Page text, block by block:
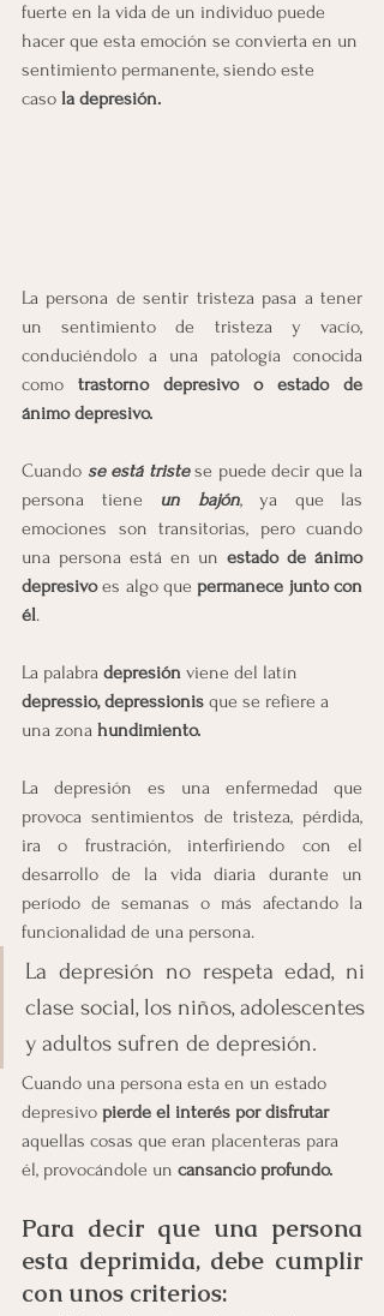
fuerte en la vida de un individuo puede
hacer que esta emoción se convierta en un
sentimiento permanente, siendo este
caso la depresión.
La persona de sentir tristeza pasa a tener
un sentimiento de tristeza y vacío,
conduciéndolo a una patología conocida
como trastorno depresivo o estado de
ánimo depresivo.
Cuando se está triste se puede decir que la
persona tiene
un bajón, ya que las
emociones son transitorias, pero cuando
una persona está en un estado de ánimo
depresivo es algo que permanece junto con
él.
La palabra depresión viene del latín
depressio, depressionis que se refiere a
una zona hundimiento.
La depresión es una enfermedad que
provoca sentimientos de tristeza, pérdida,
ira o frustración, interfiriendo con el
desarrollo de la vida diaria durante un
período de semanas o más afectando la
funcionalidad de una persona.
La depresión no respeta edad, ni
clase social, los niños, adolescentes
y adultos sufren de depresión.
Cuando una persona esta en un estado
depresivo pierde el interés por disfrutar
aquellas cosas que eran placenteras para
él, provocándole un cansancio profundo.
Para decir que una persona
esta deprimida, debe cumplir
con unos criterios: